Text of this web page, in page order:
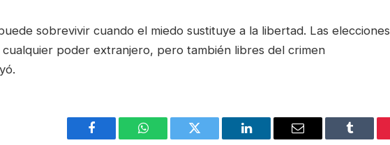
sobrevivir cuando el miedo sustituye a la libertad. Las elecciones
poder extranjero, pero también libres del crimen
Facebook WhatsAppTwitter LinkedIn Email Tumblr